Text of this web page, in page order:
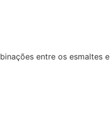
entre os esmaltes e